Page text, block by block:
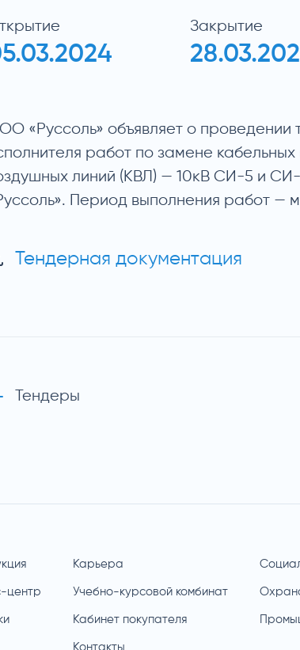
Закрытие
«Руссоль» объявляет о проведении
работ по замене
линий (КВЛ) — 10кВ СИ-5 и
Период выполнения работ —
Тендерная документация
Тендеры
центр
Карьера
Учебно-курсовой комбинат
Кабинет покупателя
Контакты